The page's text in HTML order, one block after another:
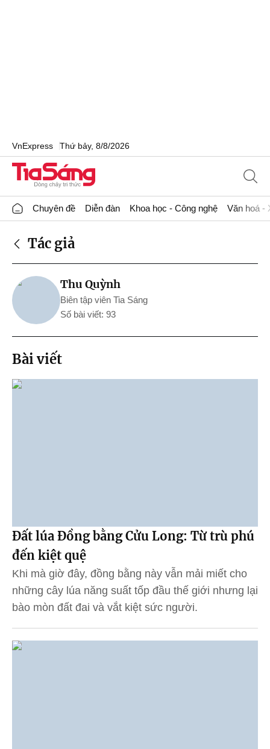
VnExpress Thứ bảy, 8/8/2026
Chuyên đề Diễn đàn Khoa học - Công nghệ Văn hoá -
Tác giả
Thu Quỳnh
Biên tập viên Tia Sáng
Số bài viết: 93
Bài viết
Đất lúa Đồng bằng Cửu Long: Từ trù phú
đến kiệt quệ
Khi mà giờ đây, đồng bằng này vẫn mải miết cho
những cây lúa năng suất tốp đầu thế giới nhưng lại
bào mòn đất đai và vắt kiệt sức người.